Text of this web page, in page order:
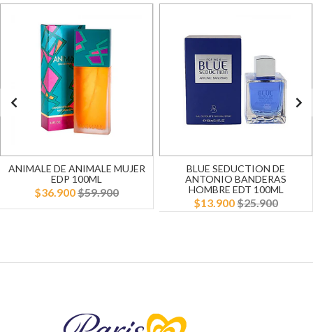
ANIMALE DE ANIMALE MUJER
EDP 100ML
$36.900$59.900
BLUE SEDUCTION DE
ANTONIO BANDERAS
HOMBRE EDT 100ML
$13.900$25.900